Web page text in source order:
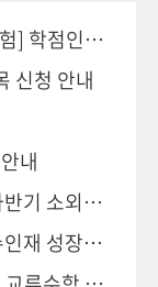
[학사] 군 교육훈련[군(사회)복무 경험] 학점인정 신청 안내
신청 안내
내
[장학] 신협사회공헌재단 2026년 하반기 소외계층 장학생 추천
[대학원지원] 2026학년도 이공 우수인재 성장경로 지원 시범사업 안내